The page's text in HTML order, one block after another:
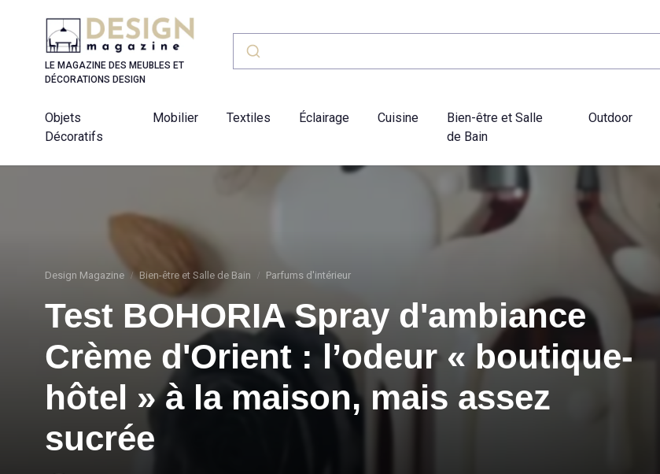
LE MAGAZINE DES MEUBLES ET
DÉCORATIONS DESIGN
Objets
Décoratifs
Mobilier Textiles Éclairage Cuisine
Bien-être et Salle
de Bain
Outdoor
Design Magazine Bien-être et Salle de Bain Parfums d'intérieur
Test BOHORIA Spray d'ambiance
Crème d'Orient : l’odeur « boutique-
hôtel » à la maison, mais assez
sucrée